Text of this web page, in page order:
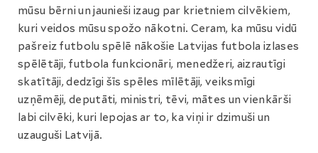
mūsu bērni un jaunieši izaug par krietniem cilvēkiem,
kuri veidos mūsu spožo nākotni. Ceram, ka mūsu vidū
pašreiz futbolu spēlē nākošie Latvijas futbola izlases
spēlētāji, futbola funkcionāri, menedžeri, aizrautīgi
skatītāji, dedzīgi šīs spēles mīlētāji, veiksmīgi
uzņēmēji, deputāti, ministri, tēvi, mātes un vienkārši
labi cilvēki, kuri lepojas ar to, ka viņi ir dzimuši un
uzauguši Latvijā.